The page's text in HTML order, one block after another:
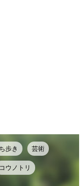
歩き 芸術
コウノトリ